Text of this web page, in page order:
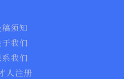
稿须知
我们
我们
人注册